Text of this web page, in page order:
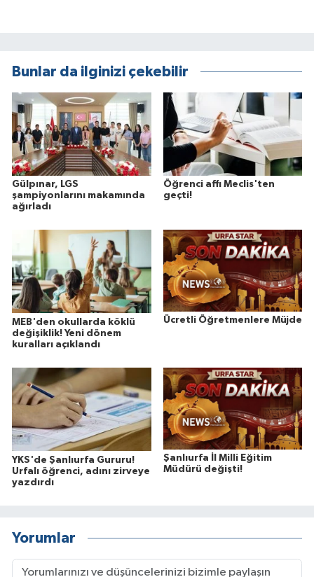
Bunlar da ilginizi çekebilir
Gülpınar, LGS
şampiyonlarını makamında
ağırladı
Öğrenci affı Meclis'ten
geçti!
MEB'den okullarda köklü
değişiklik! Yeni dönem
kuralları açıklandı
Ücretli Öğretmenlere Müjde
YKS'de Şanlıurfa Gururu!
Urfalı öğrenci, adını zirveye
yazdırdı
Şanlıurfa İl Milli Eğitim
Müdürü değişti!
Yorumlar